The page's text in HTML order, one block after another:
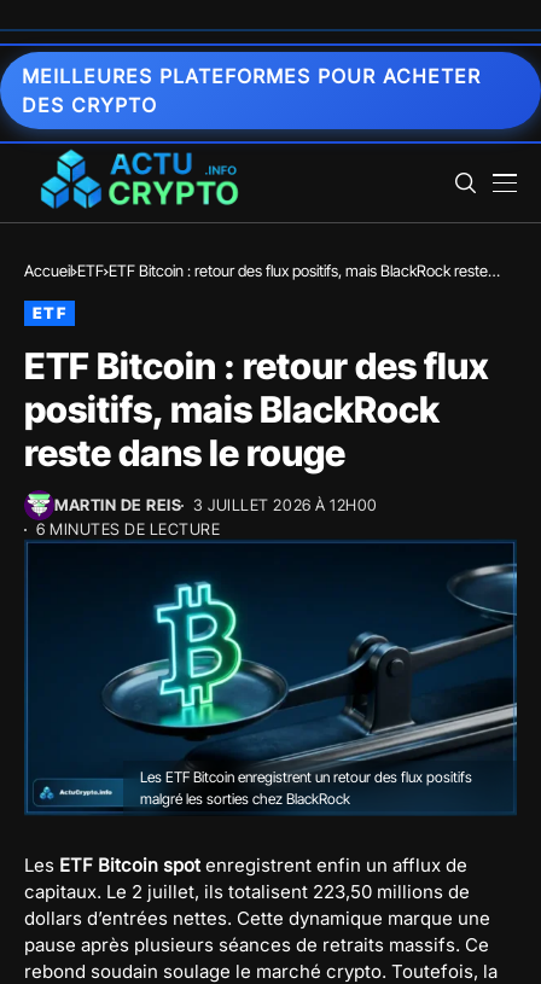
MEILLEURES PLATEFORMES POUR ACHETER
DES CRYPTO
Accueil ETF ETF Bitcoin : retour des flux positifs, mais BlackRock reste
ETF
ETF Bitcoin : retour des flux
positifs, mais BlackRock
reste dans le rouge
MARTIN DE REIS
3 JUILLET 2026 À 12H00
6 MINUTES DE LECTURE
Les ETF Bitcoin enregistrent un retour des flux positifs
malgré les sorties chez BlackRock
Les ETF Bitcoin spotenregistrent enfin un afflux de
capitaux. Le 2 juillet, ils totalisent 223,50 millions de
dollars d’entrées nettes. Cette dynamique marque une
pause après plusieurs séances de retraits massifs. Ce
rebond soudain soulage le marché crypto. Toutefois, la